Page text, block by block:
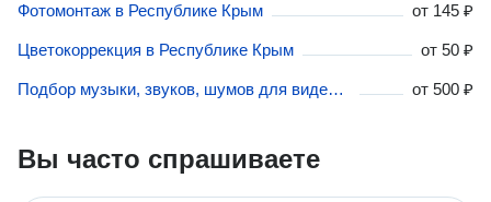
Фотомонтаж в Республике Крым от 145 ₽
Цветокоррекция в Республике Крым от 50 ₽
Подбор музыки, звуков, шумов для видео в Республике Крым от 500 ₽
Вы часто спрашиваете